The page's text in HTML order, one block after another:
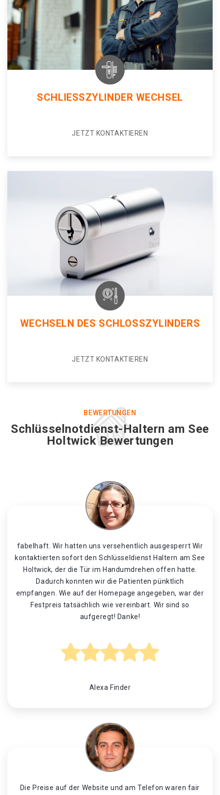
SCHLIESSZYLINDER WECHSEL
JETZT KONTAKTIEREN
WECHSELN DES SCHLOSSZYLINDERS
JETZT KONTAKTIEREN
BEWERTUNGEN
Schlüsselnotdienst-Haltern am See
Holtwick Bewertungen
fabelhaft. Wir hatten uns versehentlich ausgesperrt Wir
kontaktierten sofort den Schlüsseldienst Haltern am See
Holtwick, der die Tür im Handumdrehen offen hatte.
Dadurch konnten wir die Patienten pünktlich
empfangen. Wie auf der Homepage angegeben, war der
Festpreis tatsächlich wie vereinbart. Wir sind so
aufgeregt! Danke!
Alexa Finder
Die Preise auf der Website und am Telefon waren fair